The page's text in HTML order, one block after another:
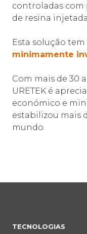
controladas com
de resina
Esta solução
minimamente
Com mais de 30
URETEK é
económico e
estabilizou mais
mundo.
TECNOLOGIAS